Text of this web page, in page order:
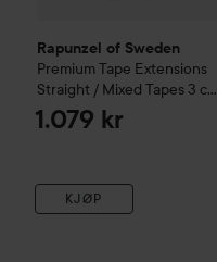
Rapunzel of Sweden
Premium Tape Extensions
Straight / Mixed Tapes 3 cm
/ 8 pieces 50 cm
Blonde Balayage B2.6/10.8
1.079 kr
KJØP